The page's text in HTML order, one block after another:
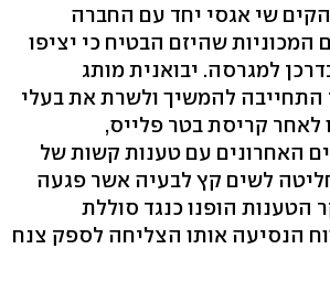
שי אגסי יחד עם החברה
המכוניות שהיזם הבטיח כי יציפו
למגרסה. יבואנית מותג
התחייבה להמשיך ולשרת את בעלי
לאחר קריסת בטר פלייס,
האחרונים עם טענות קשות של
לשים קץ לבעיה אשר פגעה
הטענות הופנו כנגד סוללת
הנסיעה אותו הצליחה לספק צנח